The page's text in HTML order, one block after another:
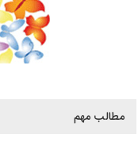
مطالب مهم